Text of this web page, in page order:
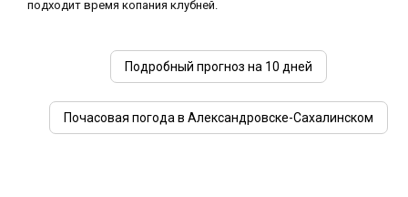
подходит время копания клубней.
Подробный прогноз на 10 дней
Почасовая погода в Александровске-Сахалинском